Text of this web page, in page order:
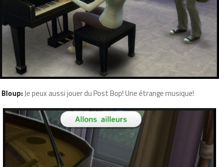
Bloup: Je peux aussi jouer du Post Bop! Une étrange musique!